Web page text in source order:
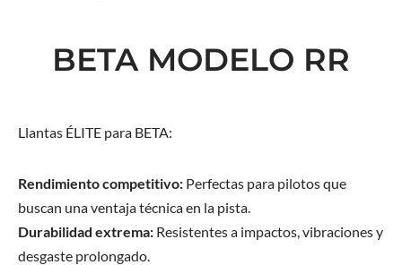
BETA MODELO RR
Llantas ÉLITE para BETA:
Rendimiento competitivo: Perfectas para pilotos que
buscan una ventaja técnica en la pista.
Durabilidad extrema: Resistentes a impactos, vibraciones y
desgaste prolongado.